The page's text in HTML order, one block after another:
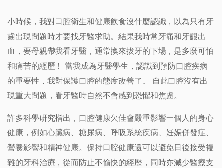
小時候，我對口腔衛生和健康飲食沒什麼認識，以為只有牙
齒出現問題時才要找牙醫求助。結果我時常牙痛和牙齦出
血，要母親帶我看牙醫，通常換來拔牙的下場，是多麼可怕
和痛苦的經歷！ 當我成為牙醫學生，認識到預防口腔疾病
的重要性，我對保護口腔的態度改善了。 自此口腔沒有出
現重大問題，看牙醫時自然不會感到恐懼和焦慮。
許多科學研究指出，口腔健康欠佳會嚴重影響一個人的身心
健康，例如心臟病、糖尿病、呼吸系統疾病、妊娠併發症、
營養影響和精神健康。保持口腔健康還可以避免日後接受複
雜的牙科治療，從而防止不愉快的經歷，同時亦減少醫療支